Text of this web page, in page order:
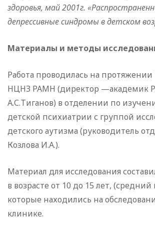
здоровья, май 2001г.
депрессивные синдромы в детском
Материалы и методы
Работа проводилась на протяжении
НЦНЗ РАМН (директор —академик
А.С.Тиганов) в отделении по
детской психиатрии с группой
детского аутизма (руководитель
Козлова И.А.).
Материал для исследования
в возрасте от 10 до 15 лет, (средний
которые находились на
клинике.